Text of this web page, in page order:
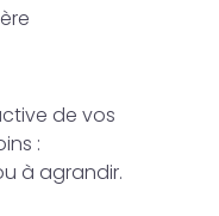
de vos
:
à agrandir.